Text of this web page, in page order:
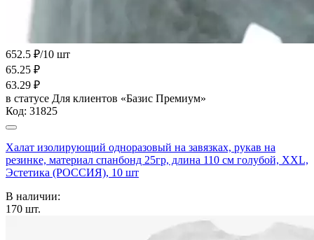
652.5 ₽/10 шт
65.25 ₽
63.29 ₽
в статусе Для клиентов «Базис Премиум»
Код: 31825
Халат изолирующий одноразовый на завязках, рукав на
резинке, материал спанбонд 25гр, длина 110 см голубой, XXL,
Эстетика (РОССИЯ), 10 шт
В наличии:
170 шт.